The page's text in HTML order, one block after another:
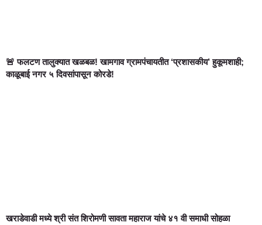
🚨 फलटण तालुक्यात खळबळ! खामगाव ग्रामपंचायतीत ‘प्रशासकीय’ हुकूमशाही;
काळूबाई नगर ५ दिवसांपासून कोरडे!
खराडेवाडी मध्ये श्री संत शिरोमणी सावता महाराज यांचे ४१ वी समाधी सोहळा